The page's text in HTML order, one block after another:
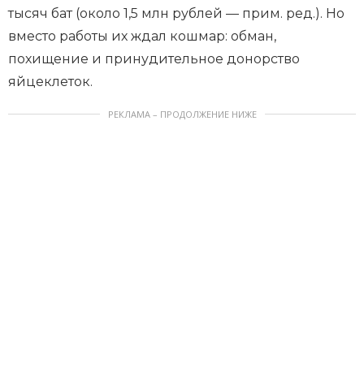
тысяч бат (около 1,5 млн рублей — прим. ред.). Но
вместо работы их ждал кошмар: обман,
похищение и принудительное донорство
яйцеклеток.
РЕКЛАМА – ПРОДОЛЖЕНИЕ НИЖЕ